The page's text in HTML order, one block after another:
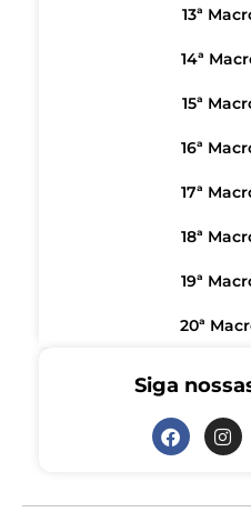
13ª
14ª
15ª
16ª
17ª
18ª
19ª
20ª
Siga